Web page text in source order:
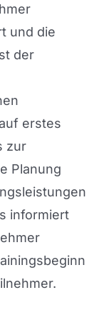
und die
der
erstes
zur
Planung
informiert